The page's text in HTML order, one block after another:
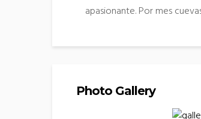
apasionante. Por mes
Photo Gallery